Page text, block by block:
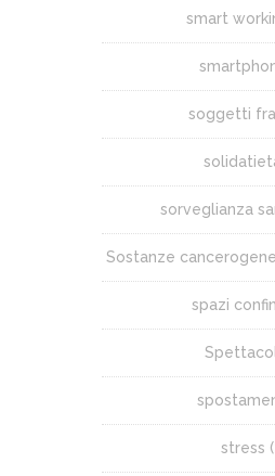
smart
soggetti
sorveglianza
Sostanze
spazi
stress